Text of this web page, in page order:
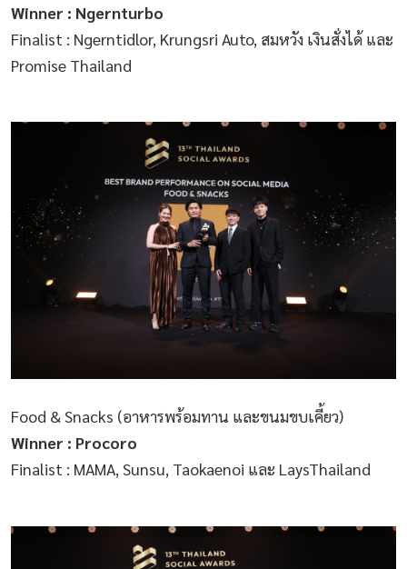
Winner : Ngernturbo
Finalist : Ngerntidlor, Krungsri Auto, สมหวัง เงินสั่งได้ และ
Promise Thailand
Food & Snacks (อาหารพร้อมทาน และขนมขบเคี้ยว)
Winner : Procoro
Finalist : MAMA, Sunsu, Taokaenoi และ LaysThailand